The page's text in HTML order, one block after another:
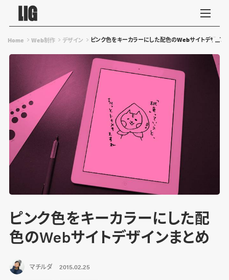
Home Web制作 デザイン ピンク色をキーカラーにした配色のWebサイトデザイン
ピンク色をキーカラーにした配
色のWebサイトデザインまとめ
マチルダ 2015.02.25